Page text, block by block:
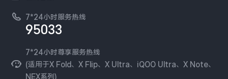
环保回收
安全公告
服务隐私政策
廉正合规
国补营业执照
无线电发射设备销售备案
新闻资讯
可持续发展
7*24小时服务热线
95033
7*24小时尊享服务热线
(适用于X Fold、X Flip、X Ultra、iQOO Ultra、X Note、
NEX系列)